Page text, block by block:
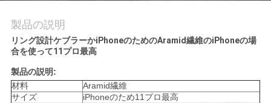
い
合
わ
せ
製品の説明
リング設計ケブラーかiPhoneのためのAramid繊維のiPhoneの場
合を使って11プロ最高
製品の説明:
材料
Aramid繊維
サイズ
iPhoneのため11プロ最高